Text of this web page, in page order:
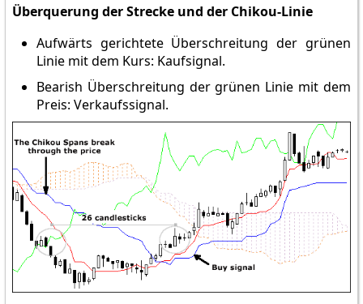
Überquerung der Strecke und der Chikou-Linie
Aufwärts gerichtete Überschreitung der grünen
Linie mit dem Kurs: Kaufsignal.
Bearish Überschreitung der grünen Linie mit dem
Preis: Verkaufssignal.